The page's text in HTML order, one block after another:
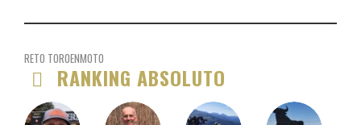
RETO TOROENMOTO
RANKING ABSOLUTO